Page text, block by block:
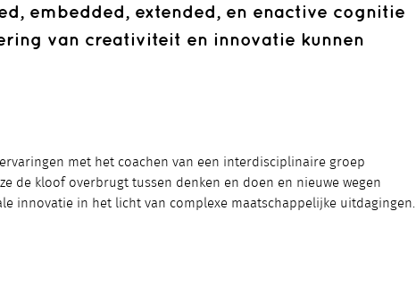
embedded, extended, en enactive cognitie
van creativiteit en innovatie kunnen
met het coachen van een interdisciplinaire groep
de kloof overbrugt tussen denken en doen en nieuwe wegen
innovatie in het licht van complexe maatschappelijke uitdagingen.